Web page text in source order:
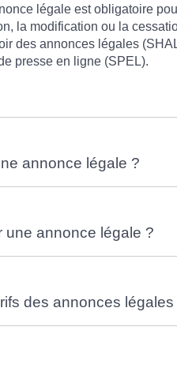
légale est obligatoire
la modification ou la
des annonces légales
presse en ligne (SPEL).
annonce légale ?
une annonce légale ?
des annonces légales